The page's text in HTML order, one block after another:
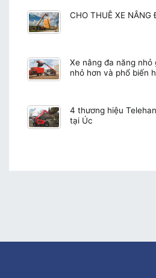
CHO THUÊ XE NÂNG
Xe nâng đa năng nhỏ
nhỏ hơn và phổ biến
4 thương hiệu
tại Úc